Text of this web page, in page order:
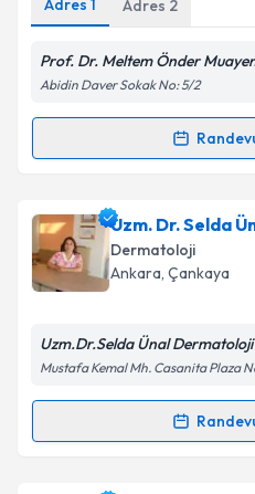
Kişisel verilerimin
Metni'ni okudum ve
kapsamda
Takvim
Adres 1 Adres 2
Prof. Dr. Meltem Önder
Abidin Daver Sokak No: 5/2
Randevu Takvimi
Prof. Dr. Meltem
oluşturun. Size bu
takvim hazırlandığında
Kişisel verilerimin
Metni'ni okudum ve
Uzm. Dr. Selda
Dermatoloji
Ankara, Çankaya
Uzm.Dr.Selda Ünal
Mustafa Kemal Mh. Casanita Plaza
Randevu Takvimi